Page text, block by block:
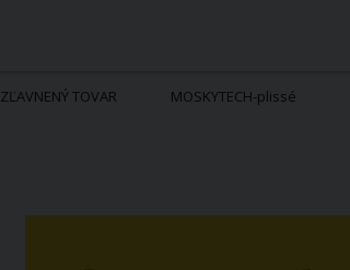
ZĽAVNENÝ TOVAR MOSKYTECH-plissé